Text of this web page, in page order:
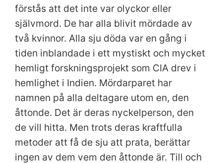
förstås att det inte var olyckor eller
självmord. De har alla blivit mördade av
två kvinnor. Alla sju döda var en gång i
tiden inblandade i ett mystiskt och mycket
hemligt forskningsprojekt som CIA drev i
hemlighet i Indien. Mördarparet har
namnen på alla deltagare utom en, den
åttonde. Det är deras nyckelperson, den
de vill hitta. Men trots deras kraftfulla
metoder att få de sju att prata, berättar
ingen av dem vem den åttonde är. Till och